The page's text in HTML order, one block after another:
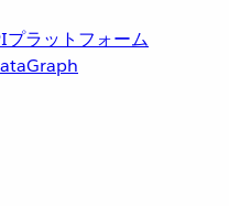
ラットフォーム